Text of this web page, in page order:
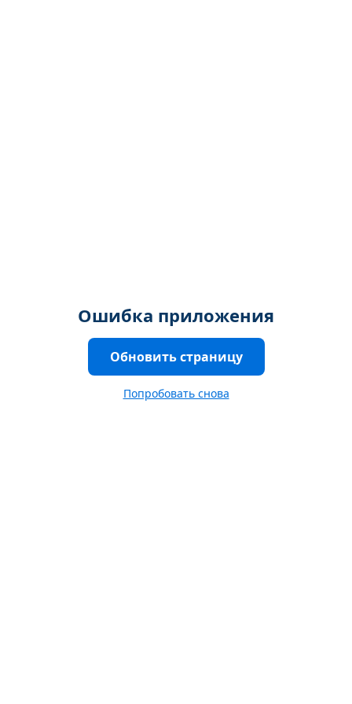
Ошибка приложения
Обновить страницу
Попробовать снова